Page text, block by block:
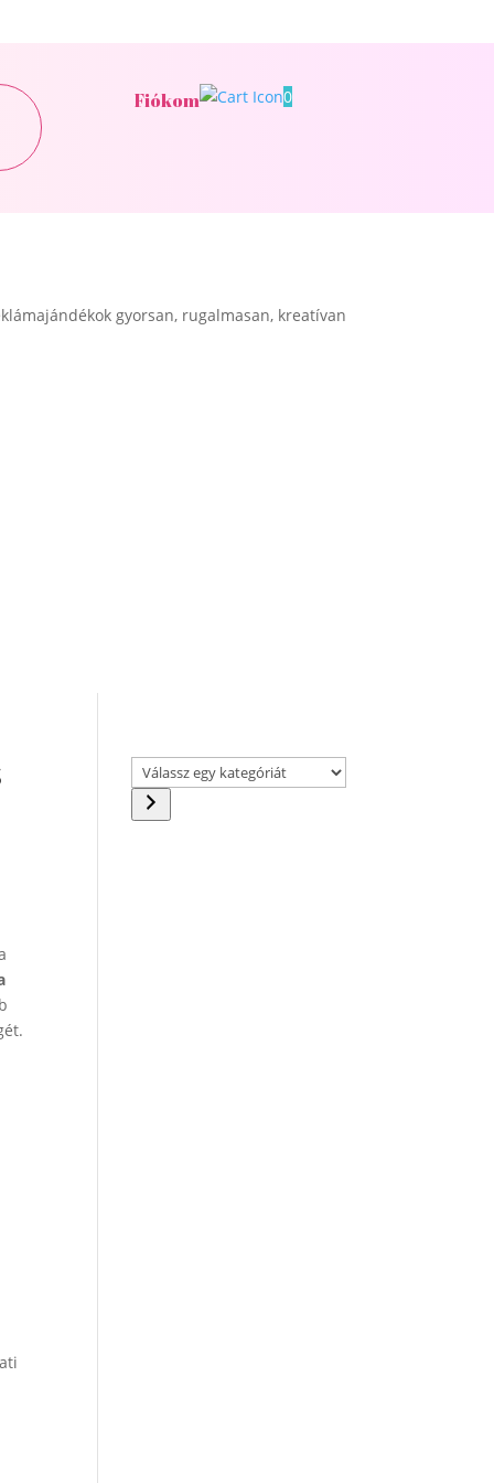
Fiókom 0
gyorsan, rugalmasan, kreatívan
Válassz
egy
kategóriát